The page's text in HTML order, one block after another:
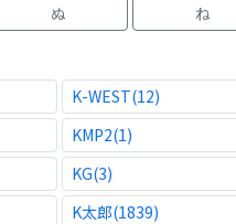
ぬ ね
K-WEST(12)
KMP2(1)
KG(3)
K太郎(1839)